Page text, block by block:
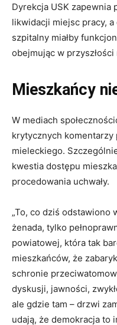
Dyrekcja USK zapewnia
likwidacji miejsc pracy,
szpitalny miałby
obejmując w
Mieszkańcy
W mediach
krytycznych komentarzy
mieleckiego.
kwestia dostępu
procedowania uchwały.
„To, co dziś odstawiono
żenada, tylko
powiatowej, która tak
mieszkańców, że
schronie
dyskusji, jawności,
ale gdzie tam – drzwi
udają, że demokracja to